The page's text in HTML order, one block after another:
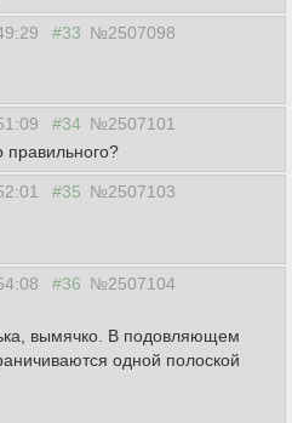
#33 №2507098
#34 №2507101
правильного?
#35 №2507103
#36 №2507104
вымячко. В подовляющем
одной полоской